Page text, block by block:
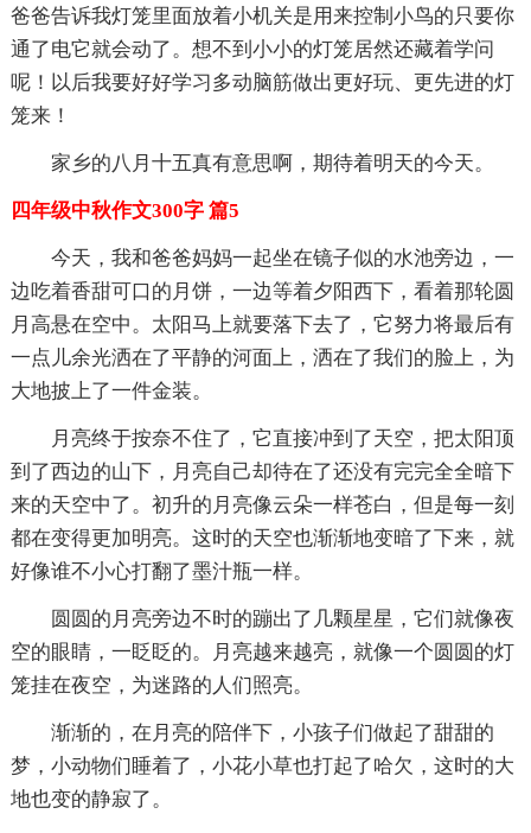
爸爸告诉我灯笼里面放着小机关是用来控制小鸟的只要你
通了电它就会动了。想不到小小的灯笼居然还藏着学问
呢！以后我要好好学习多动脑筋做出更好玩、更先进的灯
笼来！
家乡的八月十五真有意思啊，期待着明天的今天。
四年级中秋作文300字 篇5
今天，我和爸爸妈妈一起坐在镜子似的水池旁边，一
边吃着香甜可口的月饼，一边等着夕阳西下，看着那轮圆
月高悬在空中。太阳马上就要落下去了，它努力将最后有
一点儿余光洒在了平静的河面上，洒在了我们的脸上，为
大地披上了一件金装。
月亮终于按奈不住了，它直接冲到了天空，把太阳顶
到了西边的山下，月亮自己却待在了还没有完完全全暗下
来的天空中了。初升的月亮像云朵一样苍白，但是每一刻
都在变得更加明亮。这时的天空也渐渐地变暗了下来，就
好像谁不小心打翻了墨汁瓶一样。
圆圆的月亮旁边不时的蹦出了几颗星星，它们就像夜
空的眼睛，一眨眨的。月亮越来越亮，就像一个圆圆的灯
笼挂在夜空，为迷路的人们照亮。
渐渐的，在月亮的陪伴下，小孩子们做起了甜甜的
梦，小动物们睡着了，小花小草也打起了哈欠，这时的大
地也变的静寂了。